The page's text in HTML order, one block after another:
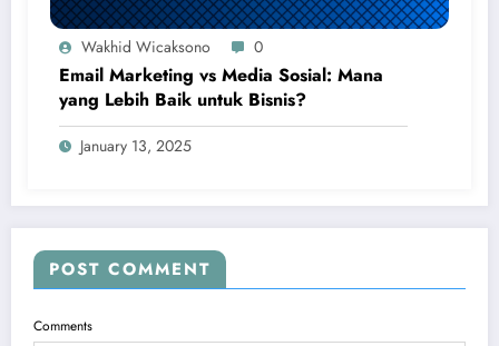
Wakhid Wicaksono 0
Email Marketing vs Media Sosial: Mana
yang Lebih Baik untuk Bisnis?
January 13, 2025
POST COMMENT
Comments